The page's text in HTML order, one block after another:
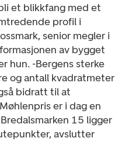
et blikkfang med et
profil i
senior megler i
av bygget
hun. -Bergens sterke
og antall kvadratmeter
bidratt til at
er i dag en
15 ligger
avslutter